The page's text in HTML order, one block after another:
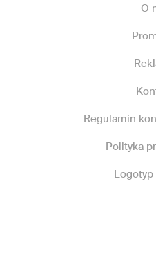
O
Regulamin
Polityka
Logotyp